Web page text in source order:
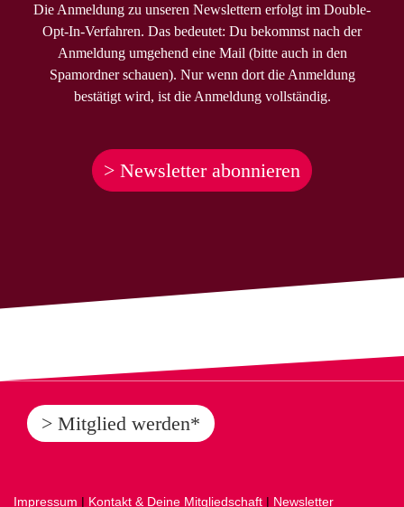
Die Anmeldung zu unseren Newslettern erfolgt im Double-
Opt-In-Verfahren. Das bedeutet: Du bekommst nach der
Anmeldung umgehend eine Mail (bitte auch in den
Spamordner schauen). Nur wenn dort die Anmeldung
bestätigt wird, ist die Anmeldung vollständig.
> Newsletter abonnieren
> Mitglied werden*
Impressum | Kontakt & Deine Mitgliedschaft | Newsletter